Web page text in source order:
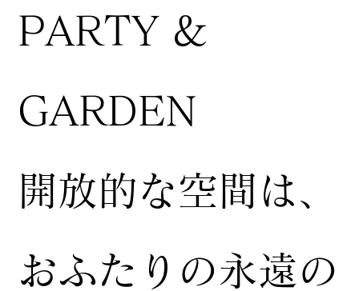
PARTY &
GARDEN
開放的な空間は、
おふたりの永遠の